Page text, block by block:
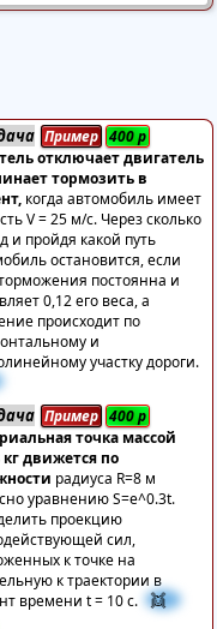
Пример 400р
отключает двигатель
тормозить в
когда автомобиль имеет
V = 25 м/с. Через сколько
и пройдя какой путь
остановится, если
постоянна и
0,12 его веса, а
происходит по
и
участку дороги.
Пример 400р
точка массой
кг движется по
радиуса R=8 м
уравнению S=e^0.3t.
проекцию
сил,
к точке на
к траектории в
времени t = 10 с. 👯